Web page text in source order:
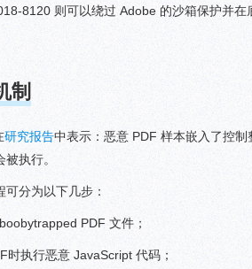
8120 则可以绕过 Adobe 的沙箱保护并在
制
研究报告中表示：恶意 PDF 样本嵌入了控
执行。
分为以下几步：
PDF 文件；
时执行恶意 JavaScript 代码；